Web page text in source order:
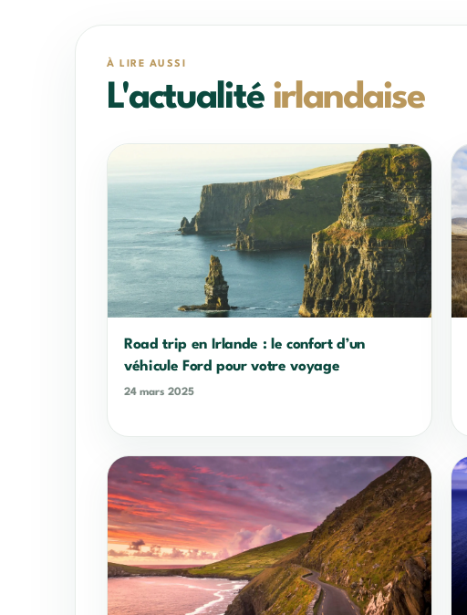
À LIRE AUSSI
L'actualité irlandaise
Road trip en Irlande : le confort d’un
véhicule Ford pour votre voyage
24 mars 2025